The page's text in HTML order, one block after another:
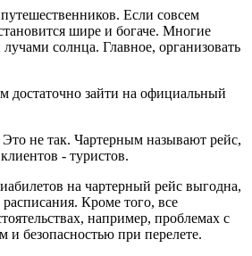
Если совсем
шире и богаче. Многие
солнца. Главное, организовать
достаточно зайти на официальный
не так. Чартерным называют рейс,
- туристов.
на чартерный рейс выгодна,
Кроме того, все
например, проблемах с
безопасностью при перелете.